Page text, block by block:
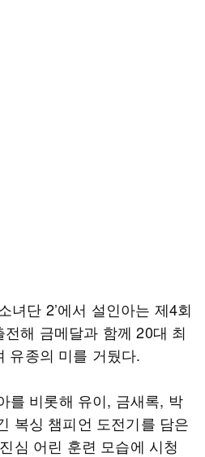
녀단 2’에서 설인아는 제4회
해 금메달과 함께 20대 최
유종의 미를 거뒀다.
를 비롯해 유이, 금새록, 박
복싱 챔피언 도전기를 담은
심 어린 훈련 모습에 시청